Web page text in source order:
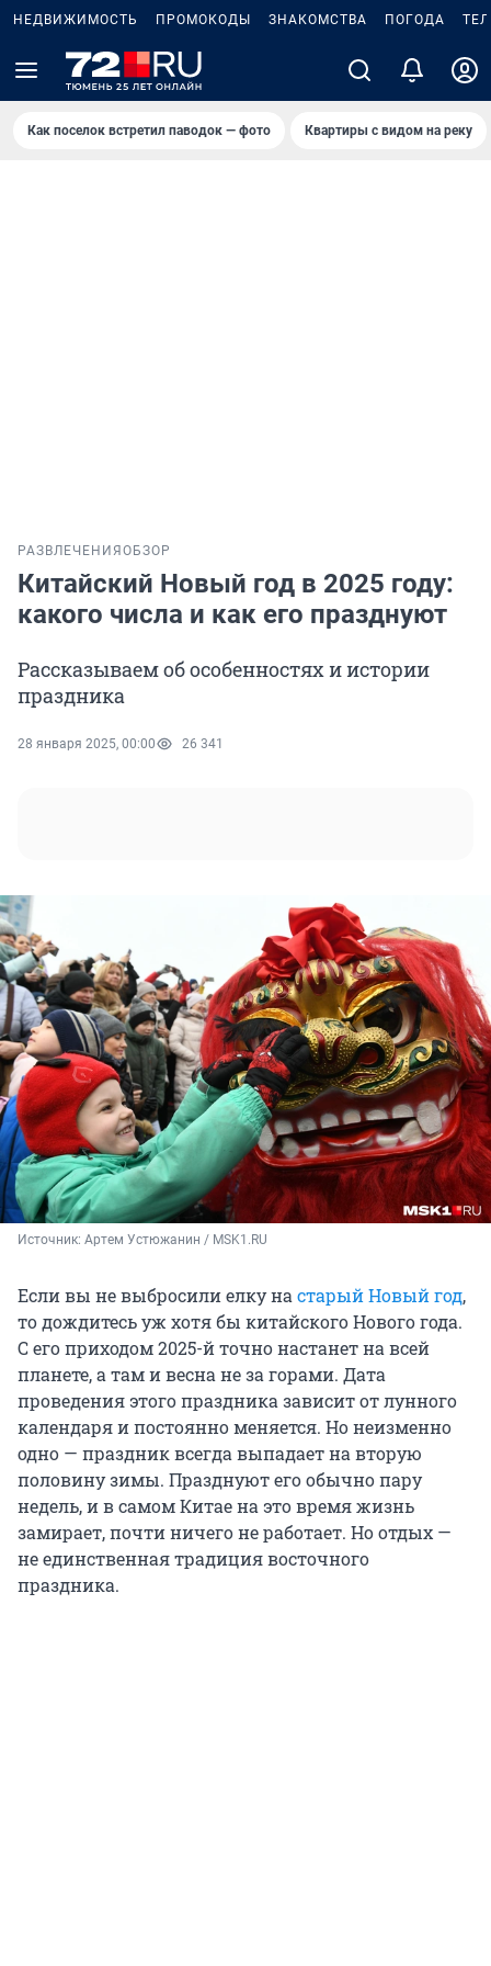
НЕДВИЖИМОСТЬ ПРОМОКОДЫ ЗНАКОМСТВА ПОГОДА
Как поселок встретил паводок — фото Квартиры с видом на реку
РАЗВЛЕЧЕНИЯ ОБЗОР
Китайский Новый год в 2025 году:
какого числа и как его празднуют
Рассказываем об особенностях и истории
праздника
28 января 2025, 00:00 26 341
Источник: Артем Устюжанин / MSK1.RU
Если вы не выбросили елку настарый Новый год,
то дождитесь уж хотя бы китайского Нового года.
С его приходом 2025-й точно настанет на всей
планете, а там и весна не за горами. Дата
проведения этого праздника зависит от лунного
календаря и постоянно меняется. Но неизменно
одно — праздник всегда выпадает на вторую
половину зимы. Празднуют его обычно пару
недель, и в самом Китае на это время жизнь
замирает, почти ничего не работает. Но отдых —
не единственная традиция восточного
праздника.